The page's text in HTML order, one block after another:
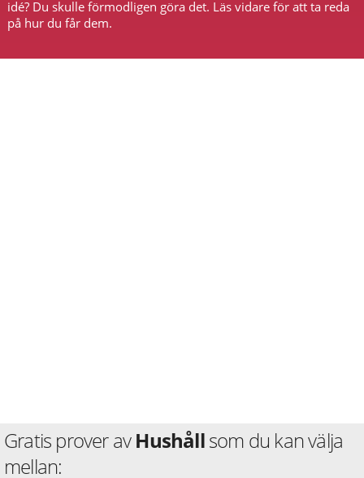
idé? Du skulle förmodligen göra det. Läs vidare för att ta reda
på hur du får dem.
Gratis prover avHushållsom du kan välja
mellan: